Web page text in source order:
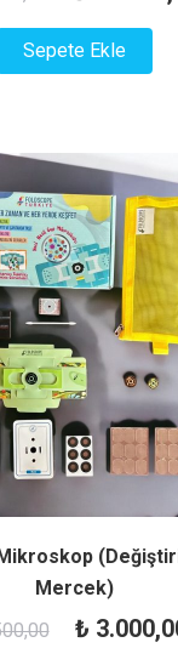
fiyat:
₺
Sepete Ekle
Mercek)
Orijinal
₺